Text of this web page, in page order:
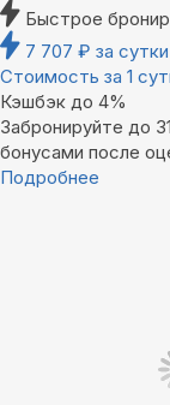
Быстрое
7 707 ₽ за сутки
Стоимость за 1
Кэшбэк до 4%
Забронируйте до
бонусами после
Подробнее